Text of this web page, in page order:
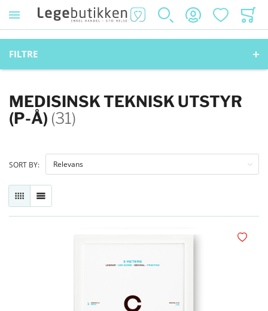
SØK KONTO ØNSKELISTE
MEDISINSK TEKNISK UTSTYR
(P-Å) (31)
SORT BY:
RUTENETT
LISTE
Legg i
FILTRE